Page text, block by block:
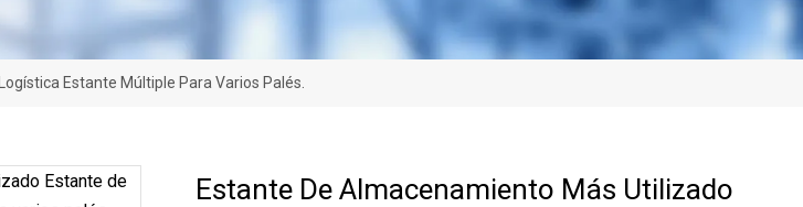
Estante Múltiple Para Varios Palés.
Estante De Almacenamiento Más Utilizado